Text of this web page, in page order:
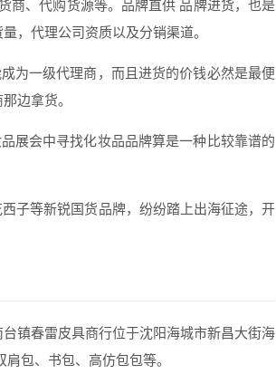
商、代购货源等。品牌直供 品牌进货，也是
，代理公司资质以及分销渠道。
为一级代理商，而且进货的价钱必然是最便
边拿货。
展会中寻找化妆品品牌算是一种比较靠谱的
子等新锐国货品牌，纷纷踏上出海征途，开
镇春雷皮具商行位于沈阳海城市新昌大街海
包、书包、高仿包包等。